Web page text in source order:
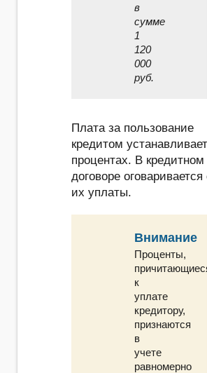
в
сумме
1
120
000
руб.
Плата за пользование
кредитом
процентах. В кредитном
договоре оговаривается
их уплаты.
Внимание
Проценты,
к
уплате
кредитору,
признаются
в
учете
равномерно